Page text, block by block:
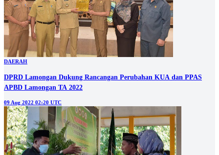
DAERAH
DPRD Lamongan Dukung Rancangan Perubahan KUA dan PPAS
APBD Lamongan TA 2022
09 Aug 2022 02:20 UTC